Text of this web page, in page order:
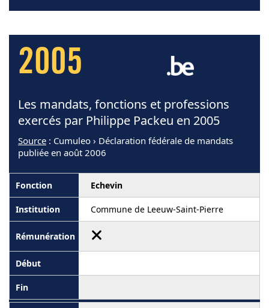
2005
Les mandats, fonctions et professions
exercés par Philippe Packeu en 2005
Source : Cumuleo › Déclaration fédérale de mandats
publiée en août 2006
Echevin
Commune de Leeuw-Saint-Pierre